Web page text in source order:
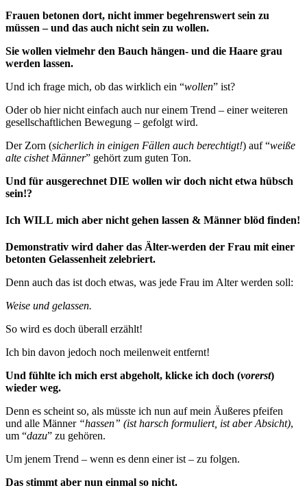
Frauen betonen dort, nicht immer begehrenswert sein zu
müssen – und das auch nicht sein zu wollen.
Sie wollen vielmehr den Bauch hängen- und die Haare grau
werden lassen.
Und ich frage mich, ob das wirklich ein “wollen” ist?
Oder ob hier nicht einfach auch nur einem Trend – einer weiteren
gesellschaftlichen Bewegung – gefolgt wird.
Der Zorn (sicherlich in einigen Fällen auch berechtigt!) auf “weiße
alte cishet Männer” gehört zum guten Ton.
Und für ausgerechnet DIE wollen wir doch nicht etwa hübsch
sein!?
Ich WILL mich aber nicht gehen lassen & Männer blöd finden!
Demonstrativ wird daher das Älter-werden der Frau mit einer
betonten Gelassenheit zelebriert.
Denn auch das ist doch etwas, was jede Frau im Alter werden soll:
Weise und gelassen.
So wird es doch überall erzählt!
Ich bin davon jedoch noch meilenweit entfernt!
Und fühlte ich mich erst abgeholt, klicke ich doch (vorerst)
wieder weg.
Denn es scheint so, als müsste ich nun auf mein Äußeres pfeifen
und alle Männer “hassen” (ist harsch formuliert, ist aber Absicht),
um “dazu” zu gehören.
Um jenem Trend – wenn es denn einer ist – zu folgen.
Das stimmt aber nun einmal so nicht.